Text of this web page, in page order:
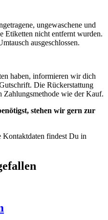
ungewaschene und
Etiketten nicht entfernt wurden.
ausgeschlossen.
haben, informieren wir dich
Die Rückerstattung
Zahlungsmethode wie der Kauf.
stehen wir gern zur
Kontaktdaten findest Du in